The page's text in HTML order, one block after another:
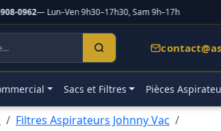
— Lun–Ven 9h30–17h30, Sam 9h–17h
Sacs et Filtres Pièces
Filtres Aspirateurs Johnny Vac